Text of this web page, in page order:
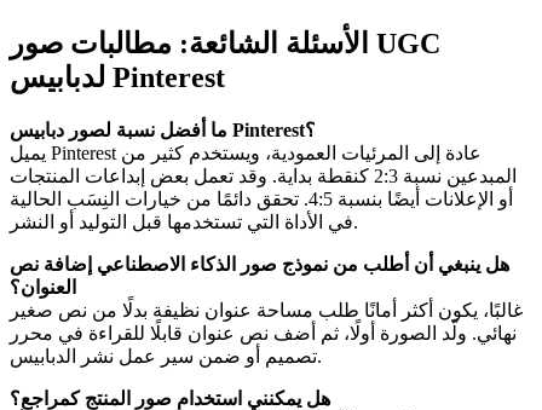
الأسئلة الشائعة: مطالبات صور UGC
لدبابيس Pinterest
ما أفضل نسبة لصور دبابيس Pinterest؟
يميل Pinterest عادة إلى المرئيات العمودية، ويستخدم كثير من
المبدعين نسبة 2:3 كنقطة بداية. وقد تعمل بعض إبداعات المنتجات
أو الإعلانات أيضًا بنسبة 4:5. تحقق دائمًا من خيارات النِسَب الحالية
في الأداة التي تستخدمها قبل التوليد أو النشر.
هل ينبغي أن أطلب من نموذج صور الذكاء الاصطناعي إضافة نص
العنوان؟
غالبًا، يكون أكثر أمانًا طلب مساحة عنوان نظيفة بدلًا من نص صغير
نهائي. ولّد الصورة أولًا، ثم أضف نص عنوان قابلًا للقراءة في محرر
تصميم أو ضمن سير عمل نشر الدبابيس.
هل يمكنني استخدام صور المنتج كمراجع؟